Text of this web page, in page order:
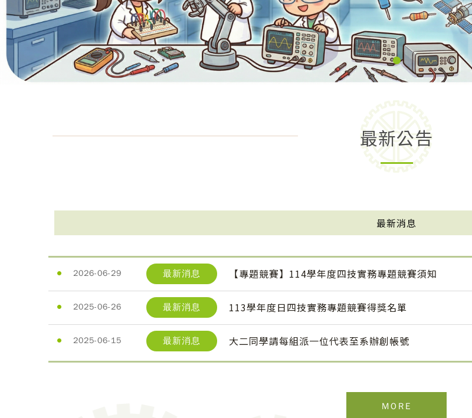
最新公告
最新消息
2026-06-29 最新消息 【專題競賽】114學年度四技實務專題競賽須知
2025-06-26 最新消息 113學年度日四技實務專題競賽得獎名單
2025-06-15 最新消息 大二同學請每組派一位代表至系辦創帳號
MORE